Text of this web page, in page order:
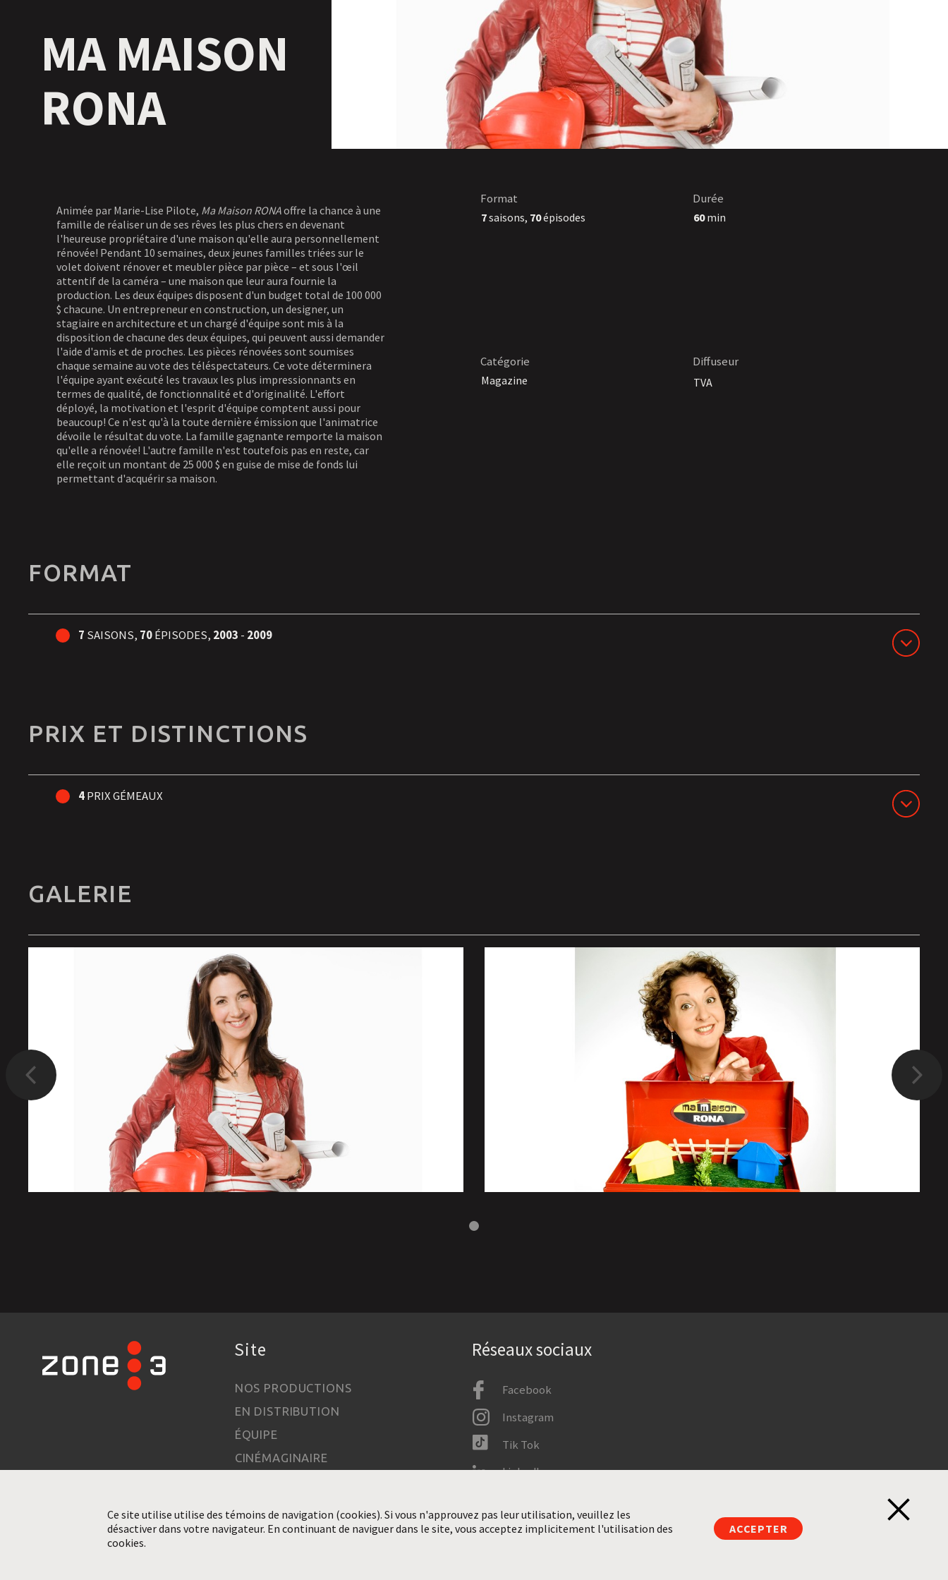
MA MAISON
RONA
Animée par Marie-Lise Pilote, Ma Maison RONAoffre la chance à une
famille de réaliser un de ses rêves les plus chers en devenant
l'heureuse propriétaire d'une maison qu'elle aura personnellement
rénovée! Pendant 10 semaines, deux jeunes familles triées sur le
volet doivent rénover et meubler pièce par pièce – et sous l'œil
attentif de la caméra – une maison que leur aura fournie la
production. Les deux équipes disposent d'un budget total de 100 000
$ chacune. Un entrepreneur en construction, un designer, un
stagiaire en architecture et un chargé d'équipe sont mis à la
disposition de chacune des deux équipes, qui peuvent aussi demander
l'aide d'amis et de proches. Les pièces rénovées sont soumises
chaque semaine au vote des téléspectateurs. Ce vote déterminera
l'équipe ayant exécuté les travaux les plus impressionnants en
termes de qualité, de fonctionnalité et d'originalité. L'effort
déployé, la motivation et l'esprit d'équipe comptent aussi pour
beaucoup! Ce n'est qu'à la toute dernière émission que l'animatrice
dévoile le résultat du vote. La famille gagnante remporte la maison
qu'elle a rénovée! L'autre famille n'est toutefois pas en reste, car
elle reçoit un montant de 25 000 $ en guise de mise de fonds lui
permettant d'acquérir sa maison.
Format
7saisons, 70épisodes
Durée
60min
Catégorie
Magazine
Diffuseur
TVA
FORMAT
7 SAISONS, 70ÉPISODES, 2003 - 2009
PRIX ET DISTINCTIONS
4PRIX GÉMEAUX
GALERIE
Précédent Suivant
Site
NOS PRODUCTIONS
EN DISTRIBUTION
ÉQUIPE
CINÉMAGINAIRE
RENSEIGNEMENTS PERSONNELS
Réseaux sociaux
Facebook
Instagram
Tik Tok
LinkedIn
Ce site utilise utilise des témoins de navigation (cookies). Si vous n'approuvez pas leur utilisation, veuillez les
désactiver dans votre navigateur. En continuant de naviguer dans le site, vous acceptez implicitement l'utilisation des
cookies.
ACCEPTER